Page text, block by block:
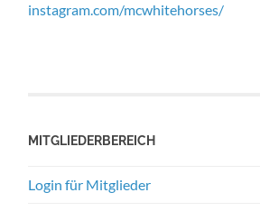
instagram.com/mcwhitehorses/
MITGLIEDERBEREICH
Login für Mitglieder